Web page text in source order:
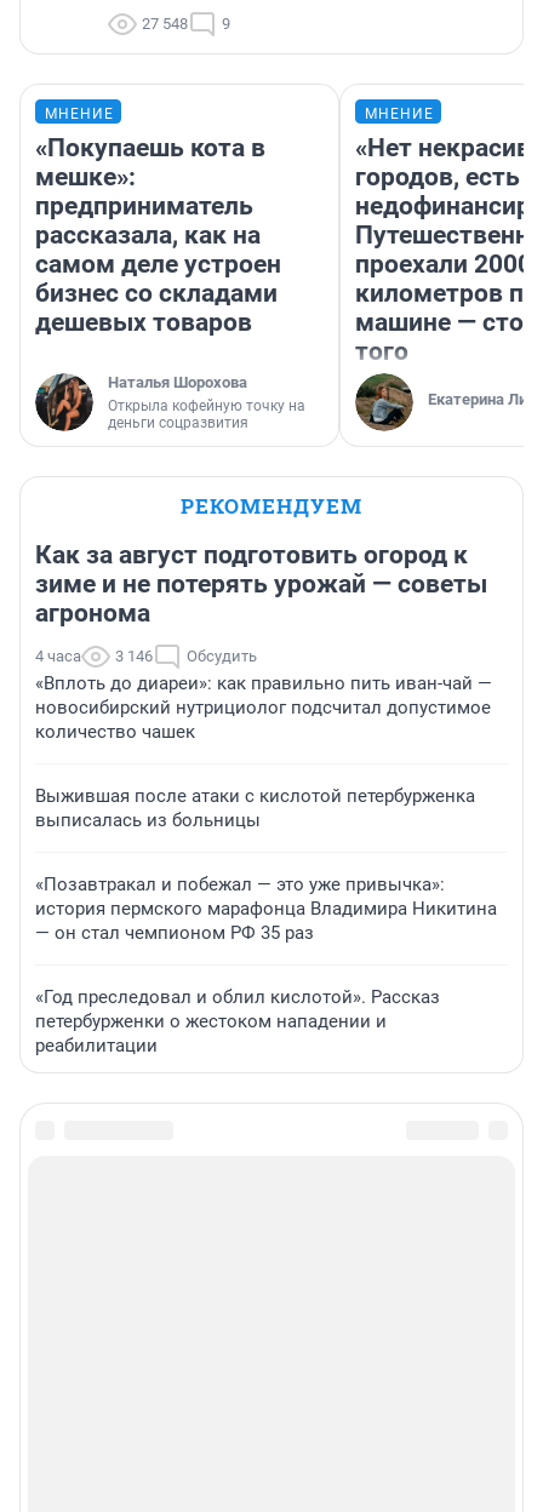
27 548 9
МНЕНИЕ
«Покупаешь кота в
мешке»:
предприниматель
рассказала, как на
самом деле устроен
бизнес со складами
дешевых товаров
Наталья Шорохова
Открыла кофейную точку на
деньги соцразвития
МНЕНИЕ
«Нет
городов, есть
проехали 2000
километров по
машине —
того
Екатерина
РЕКОМЕНДУЕМ
Как за август подготовить огород к
зиме и не потерять урожай — советы
агронома
4 часа 3 146 Обсудить
«Вплоть до диареи»: как правильно пить иван-чай —
новосибирский нутрициолог подсчитал допустимое
количество чашек
Выжившая после атаки с кислотой петербурженка
выписалась из больницы
«Позавтракал и побежал — это уже привычка»:
история пермского марафонца Владимира Никитина
— он стал чемпионом РФ 35 раз
«Год преследовал и облил кислотой». Рассказ
петербурженки о жестоком нападении и
реабилитации